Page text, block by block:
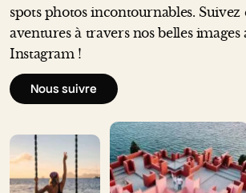
spots photos incontournables. Suivez
aventures à travers nos belles
Instagram !
Nous suivre